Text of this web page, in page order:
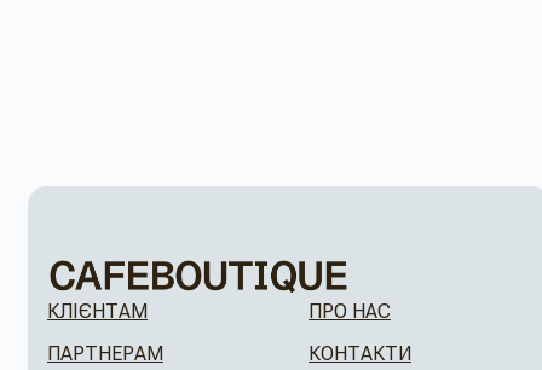
КЛІЄНТАМ
ПАРТНЕРАМ
ПРО НАС
КОНТАКТИ